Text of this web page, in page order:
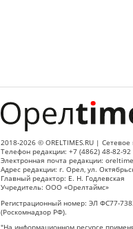
2018-2026 © ORELTIMES.RU |
Телефон редакции: +7 (4862) 48-82-92
Электронная почта редакции:
Адрес редакции: г. Орел, ул.
Главный редактор: Е. Н. Годлевская
Учредитель: ООО «Орелтаймс»
Регистрационный номер: ЭЛ ФС77-
(Роскомнадзор РФ).